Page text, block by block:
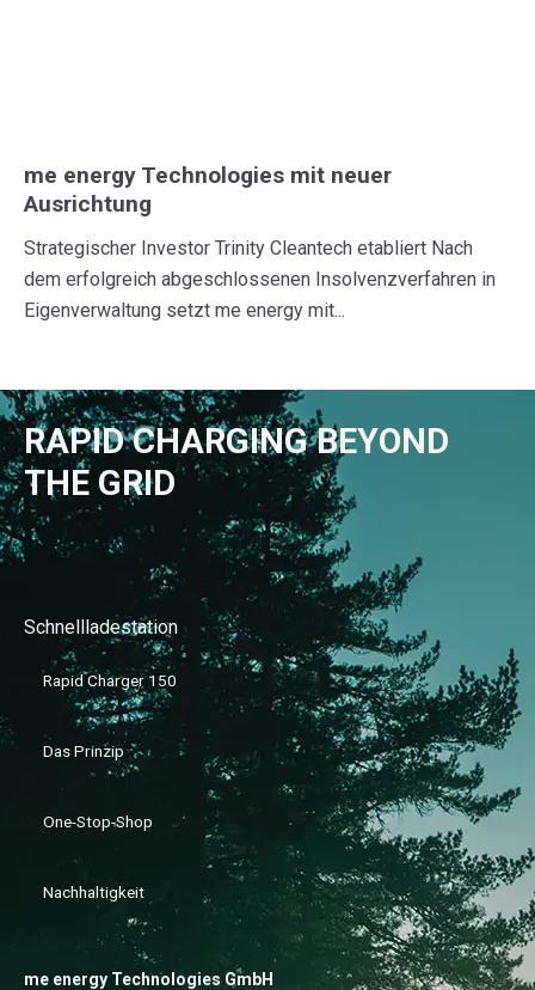
me energy Technologies mit neuer
Ausrichtung
Strategischer Investor Trinity Cleantech etabliert Nach
dem erfolgreich abgeschlossenen Insolvenzverfahren in
Eigenverwaltung setzt me energy mit...
RAPID CHARGING BEYOND
THE GRID
Schnellladestation
Rapid Charger 150
Das Prinzip
One-Stop-Shop
Nachhaltigkeit
me energy Technologies GmbH